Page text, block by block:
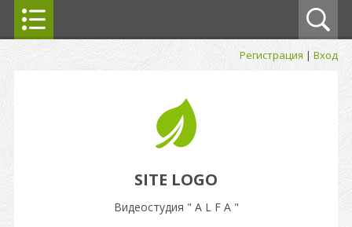
Регистрация |Вход
SITE LOGO
Видеостудия " A L F A "